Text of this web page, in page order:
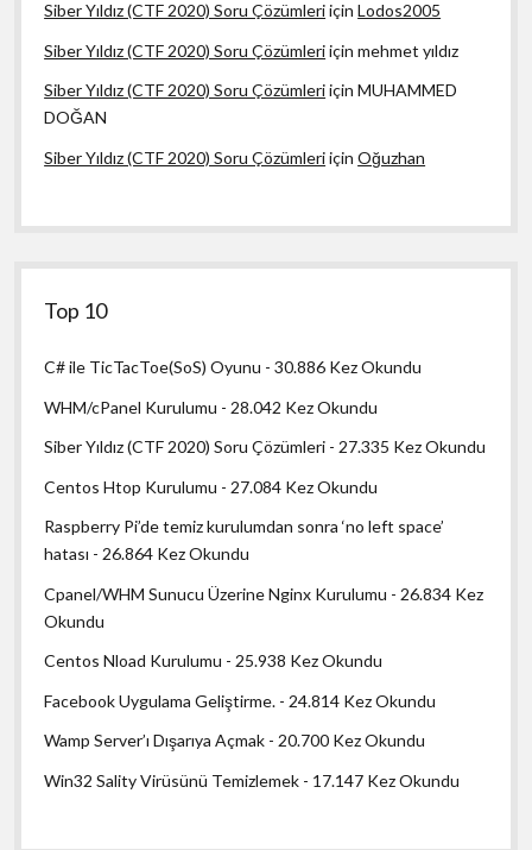
Siber Yıldız (CTF 2020) Soru ÇözümleriiçinLodos2005
Siber Yıldız (CTF 2020) Soru Çözümleriiçinmehmet yıldız
Siber Yıldız (CTF 2020) Soru ÇözümleriiçinMUHAMMED
DOĞAN
Siber Yıldız (CTF 2020) Soru ÇözümleriiçinOğuzhan
Top 10
C# ile TicTacToe(SoS) Oyunu - 30.886 Kez Okundu
WHM/cPanel Kurulumu - 28.042 Kez Okundu
Siber Yıldız (CTF 2020) Soru Çözümleri - 27.335 Kez Okundu
Centos Htop Kurulumu - 27.084 Kez Okundu
Raspberry Pi’de temiz kurulumdan sonra ‘no left space’
hatası - 26.864 Kez Okundu
Cpanel/WHM Sunucu Üzerine Nginx Kurulumu - 26.834 Kez
Okundu
Centos Nload Kurulumu - 25.938 Kez Okundu
Facebook Uygulama Geliştirme. - 24.814 Kez Okundu
Wamp Server’ı Dışarıya Açmak - 20.700 Kez Okundu
Win32 Sality Virüsünü Temizlemek - 17.147 Kez Okundu